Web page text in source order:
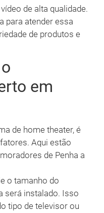
de alta qualidade.
para atender essa
de produtos e
em
de home theater, é
Aqui estão
de Penha a
o tamanho do
será instalado. Isso
tipo de televisor ou